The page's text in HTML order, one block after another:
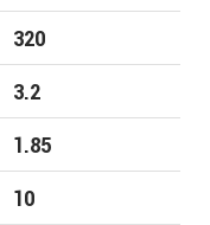
320
3.2
1.85
10